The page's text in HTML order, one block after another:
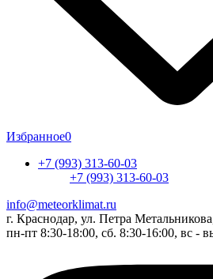
Избранное0
+7 (993) 313-60-03
+7 (993) 313-60-03
info@meteorklimat.ru
г. Краснодар, ул. Петра
пн-пт 8:30-18:00, сб. 8:30-16:00, вс -